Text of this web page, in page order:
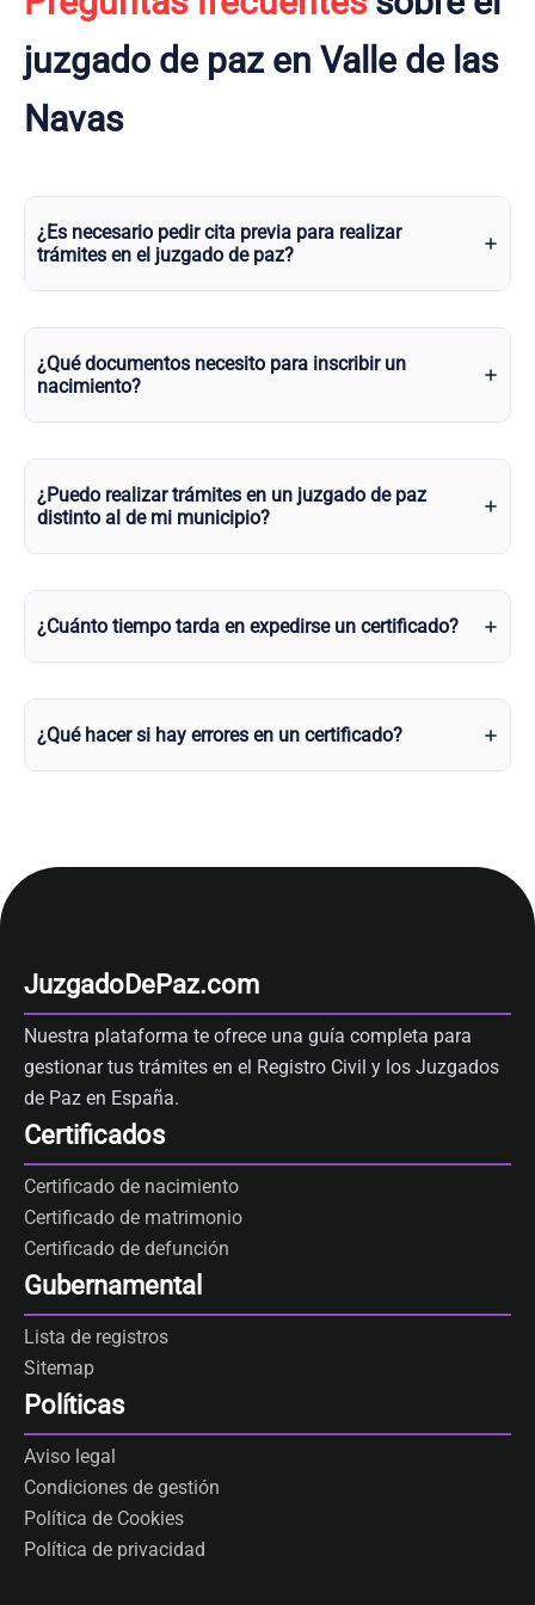
juzgado de paz en Valle de las
Navas
¿Es necesario pedir cita previa para realizar
trámites en el juzgado de paz?
¿Qué documentos necesito para inscribir un
nacimiento?
¿Puedo realizar trámites en un juzgado de paz
distinto al de mi municipio?
¿Cuánto tiempo tarda en expedirse un certificado?
¿Qué hacer si hay errores en un certificado?
JuzgadoDePaz.com
Nuestra plataforma te ofrece una guía completa para
gestionar tus trámites en el Registro Civil y los Juzgados
de Paz en España.
Certificados
Certificado de nacimiento
Certificado de matrimonio
Certificado de defunción
Gubernamental
Lista de registros
Sitemap
Políticas
Aviso legal
Condiciones de gestión
Política de Cookies
Política de privacidad